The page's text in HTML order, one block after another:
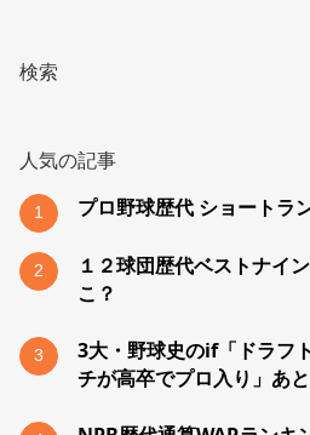
検索
人気の記事
1 プロ野球歴代 ショートラ
2
１２球団歴代ベストナイ
こ？
3
3大・野球史のif「ドラフ
チが高卒でプロ入り」あ